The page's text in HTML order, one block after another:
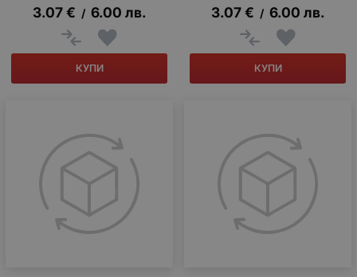
3.07 € / 6.00 лв.
КУПИ
3.07 € / 6.00 лв.
КУПИ